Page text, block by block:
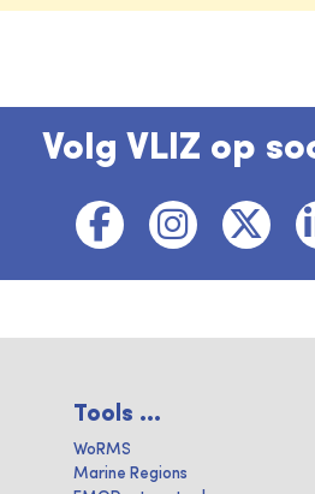
Volg VLIZ op
Tools ...
WoRMS
Marine Regions